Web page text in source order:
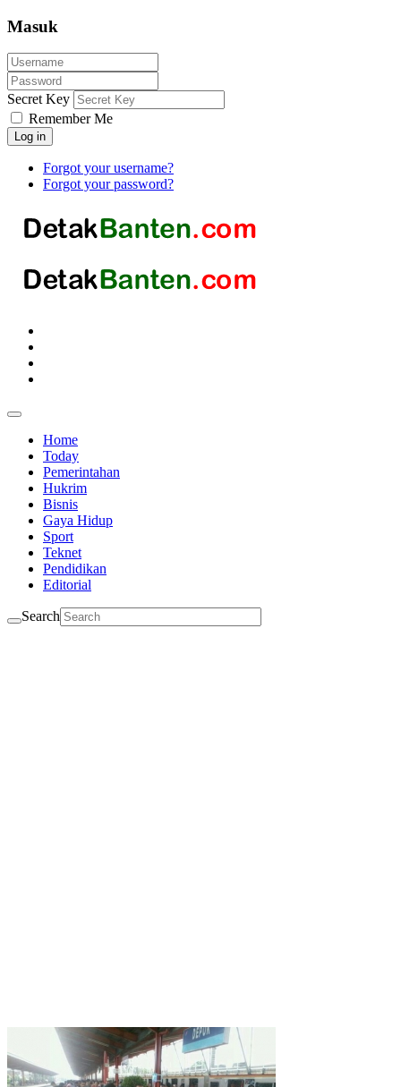
Masuk
Secret Key
Remember Me
Log in
Forgot your username?
Forgot your password?
Home
Today
Pemerintahan
Hukrim
Bisnis
Gaya Hidup
Sport
Teknet
Pendidikan
Editorial
Search